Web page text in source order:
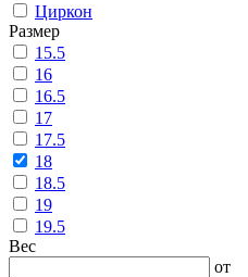
Циркон
Размер
15.5
16
16.5
17
17.5
18
18.5
19
19.5
Вес
от